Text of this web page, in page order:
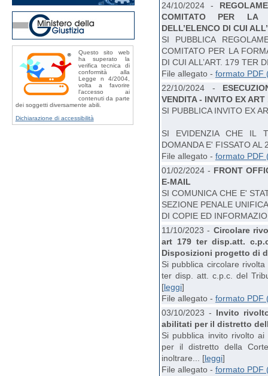
24/10/2024 -
COMITATO PER LA
DELL’ELENCO DI CUI
SI PUBBLICA
COMITATO PER LA
DI CUI ALL’ART. 179 TER
File allegato - formato PDF
22/10/2024 -
VENDITA - INVITO EX
SI PUBBLICA INVITO EX
SI EVIDENZIA CHE IL
DOMANDA E' FISSATO AL
File allegato - formato PDF
01/02/2024 - FRONT
E-MAIL
SI COMUNICA CHE E'
SEZIONE PENALE
DI COPIE ED
11/10/2023 - Circolare
art 179 ter disp.att.
Disposizioni progetto di
Si pubblica circolare
ter disp. att. c.p.c. del
[leggi]
File allegato - formato PDF
03/10/2023 - Invito
abilitati per il distretto
Si pubblica invito rivolto
per il distretto della
inoltrare... [leggi]
File allegato - formato PDF
Questo sito web
ha superato la
verifica tecnica di
conformità alla
Legge n 4/2004,
volta a favorire
l'accesso ai
contenuti da parte
dei soggetti diversamente abili.
Dichiarazione di accessibilità